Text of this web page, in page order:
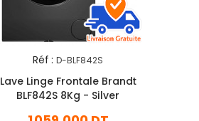
Réf : D-BLF842S
Lave Linge Frontale Brandt
BLF842S 8Kg - Silver